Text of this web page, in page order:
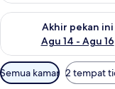
Akhir pekan ini
Agu 14 - Agu 16
Periksa ketersediaan
Filter
tersedia
Semua kamar 2 tempat